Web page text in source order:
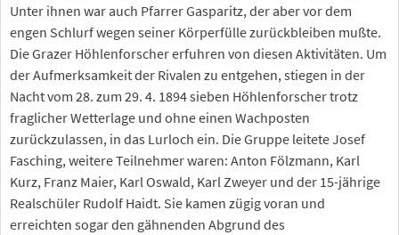
Unter ihnen war auch Pfarrer Gasparitz, der aber vor dem
engen Schlurf wegen seiner Körperfülle zurückbleiben mußte.
Die Grazer Höhlenforscher erfuhren von diesen Aktivitäten. Um
der Aufmerksamkeit der Rivalen zu entgehen, stiegen in der
Nacht vom 28. zum 29. 4. 1894 sieben Höhlenforscher trotz
fraglicher Wetterlage und ohne einen Wachposten
zurückzulassen, in das Lurloch ein. Die Gruppe leitete Josef
Fasching, weitere Teilnehmer waren: Anton Fölzmann, Karl
Kurz, Franz Maier, Karl Oswald, Karl Zweyer und der 15-jährige
Realschüler Rudolf Haidt. Sie kamen zügig voran und
erreichten sogar den gähnenden Abgrund des